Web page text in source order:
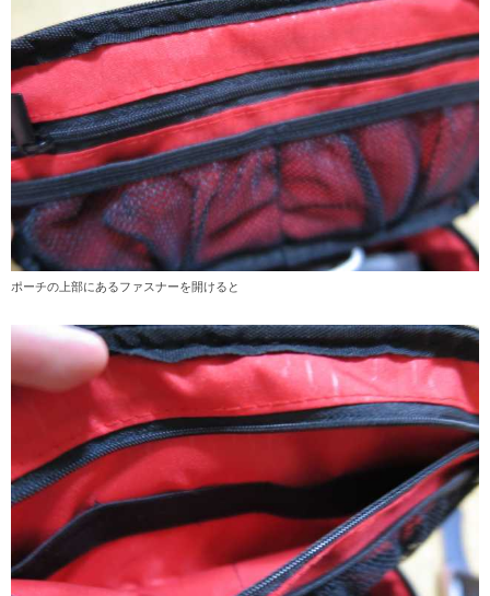
ポーチの上部にあるファスナーを開けると